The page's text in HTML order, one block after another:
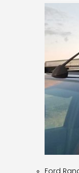
Ford